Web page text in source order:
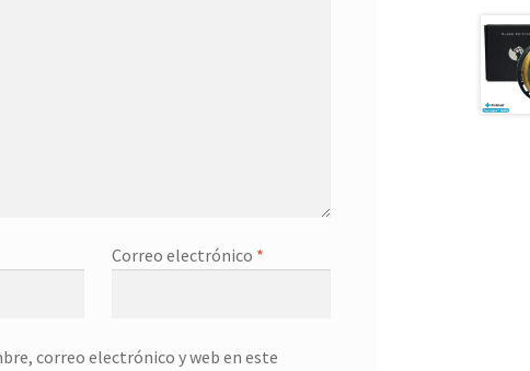
Correo electrónico *
correo electrónico y web en este